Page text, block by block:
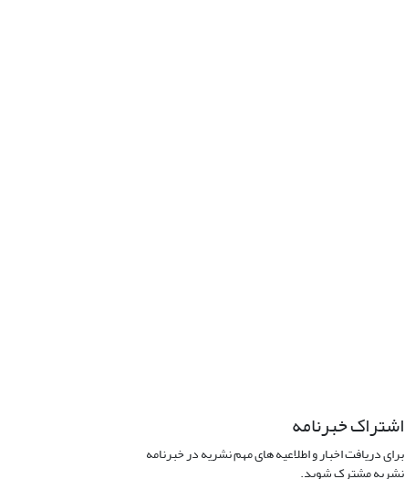
اشتراک خبرنامه
برای دریافت اخبار و اطلاعیه های مهم نشریه در خبرنامه
نشریه مشترک شوید.